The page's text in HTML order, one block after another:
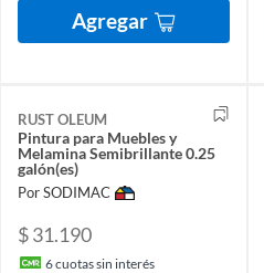
Agregar
RUST OLEUM
Pintura para Muebles y
Melamina Semibrillante 0.25
galón(es)
Por SODIMAC
$ 31.190
6cuotas sin interés